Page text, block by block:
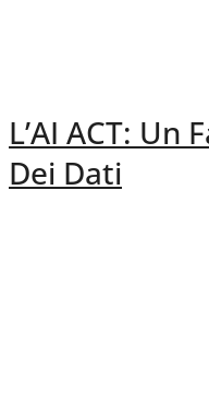
L’AI ACT: Un
Dei Dati